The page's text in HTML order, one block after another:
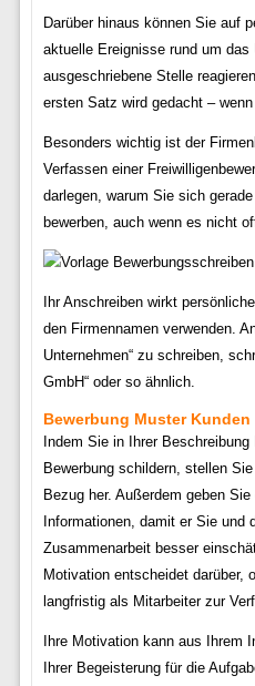
Darüber hinaus können Sie auf
aktuelle Ereignisse rund um das
ausgeschriebene Stelle
ersten Satz wird gedacht –
Besonders wichtig ist der
Verfassen einer
darlegen, warum Sie sich
bewerben, auch wenn es nicht
Ihr Anschreiben wirkt
den Firmennamen verwenden.
Unternehmen“ zu schreiben,
GmbH“ oder so ähnlich.
Bewerbung Muster
Indem Sie in Ihrer
Bewerbung schildern, stellen
Bezug her. Außerdem geben
Informationen, damit er Sie und
Zusammenarbeit besser
Motivation entscheidet darüber,
langfristig als Mitarbeiter zur
Ihre Motivation kann aus Ihrem
Ihrer Begeisterung für die